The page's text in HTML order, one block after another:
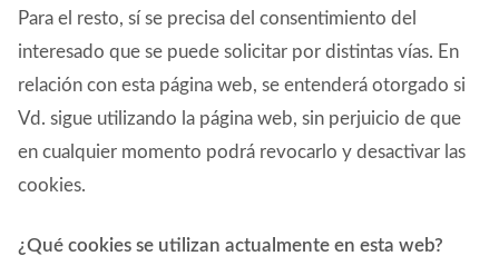
Para el resto, sí se precisa del consentimiento del
interesado que se puede solicitar por distintas vías. En
relación con esta página web, se entenderá otorgado si
Vd. sigue utilizando la página web, sin perjuicio de que
en cualquier momento podrá revocarlo y desactivar las
cookies.
¿Qué cookies se utilizan actualmente en esta web?